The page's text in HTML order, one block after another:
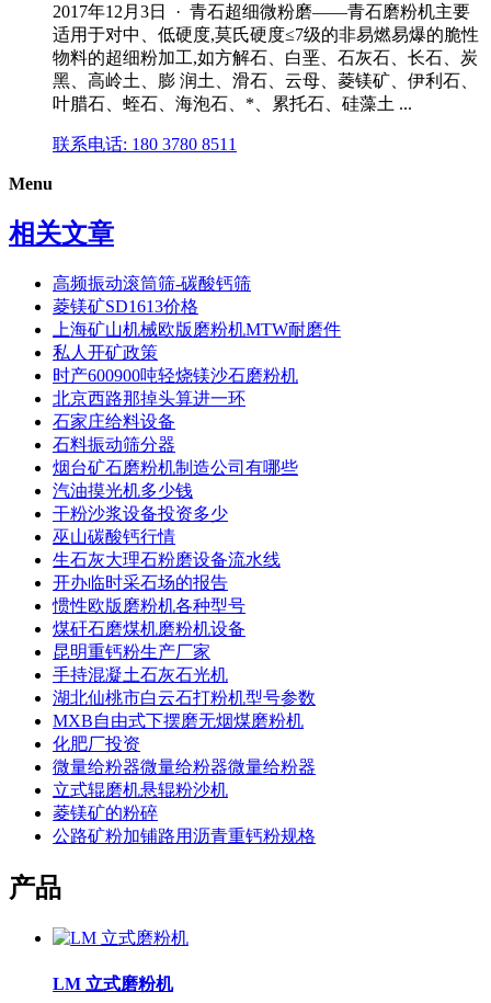
2017年12月3日 · 青石超细微粉磨——青石磨粉机主要
适用于对中、低硬度,莫氏硬度≤7级的非易燃易爆的脆性
物料的超细粉加工,如方解石、白垩、石灰石、长石、炭
黑、高岭土、膨 润土、滑石、云母、菱镁矿、伊利石、
叶腊石、蛭石、海泡石、*、累托石、硅藻土 ...
联系电话: 180 3780 8511
Menu
相关文章
高频振动滚筒筛-碳酸钙筛
菱镁矿SD1613价格
上海矿山机械欧版磨粉机MTW耐磨件
私人开矿政策
时产600900吨轻烧镁沙石磨粉机
北京西路那掉头算进一环
石家庄给料设备
石料振动筛分器
烟台矿石磨粉机制造公司有哪些
汽油摸光机多少钱
干粉沙浆设备投资多少
巫山碳酸钙行情
生石灰大理石粉磨设备流水线
开办临时采石场的报告
惯性欧版磨粉机各种型号
煤矸石磨煤机磨粉机设备
昆明重钙粉生产厂家
手持混凝土石灰石光机
湖北仙桃市白云石打粉机型号参数
MXB自由式下摆磨无烟煤磨粉机
化肥厂投资
微量给粉器微量给粉器微量给粉器
立式辊磨机悬辊粉沙机
菱镁矿的粉碎
公路矿粉加铺路用沥青重钙粉规格
产品
LM 立式磨粉机